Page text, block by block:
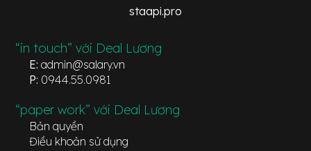
staapi.pro
“in touch” với Deal Lương
E: admin@salary.vn
P: 0944.55.0981
“paper work” với Deal Lương
Bản quyền
Điều khoản sử dụng